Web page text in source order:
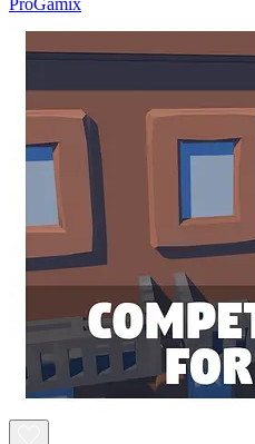
ProGamix